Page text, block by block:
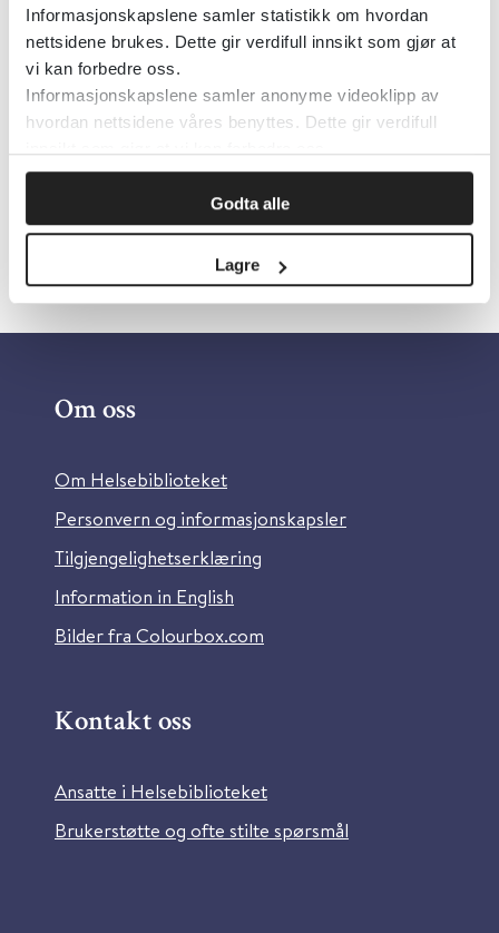
Informasjonskapslene samler statistikk om hvordan
nettsidene brukes. Dette gir verdifull innsikt som gjør at
vi kan forbedre oss.
Informasjonskapslene samler anonyme videoklipp av
hvordan nettsidene våres benyttes. Dette gir verdifull
Godta alle
Lagre
Norsk selskap for hematologi
Den norske legeforening
Om oss
Om Helsebiblioteket
Personvern og informasjonskapsler
Tilgjengelighetserklæring
Information in English
Bilder fra Colourbox.com
Kontakt oss
Ansatte i Helsebiblioteket
Brukerstøtte og ofte stilte spørsmål